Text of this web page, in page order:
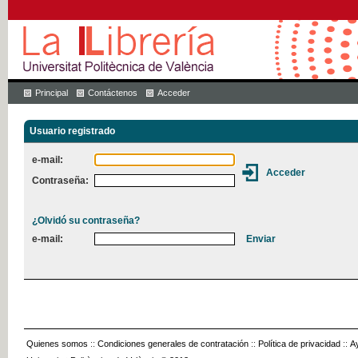
Principal Contáctenos Acceder
Usuario registrado
e-mail:
Contraseña:
¿Olvidó su contraseña?
e-mail:
Quienes somos :: Condiciones generales de contratación :: Política de privacidad ::